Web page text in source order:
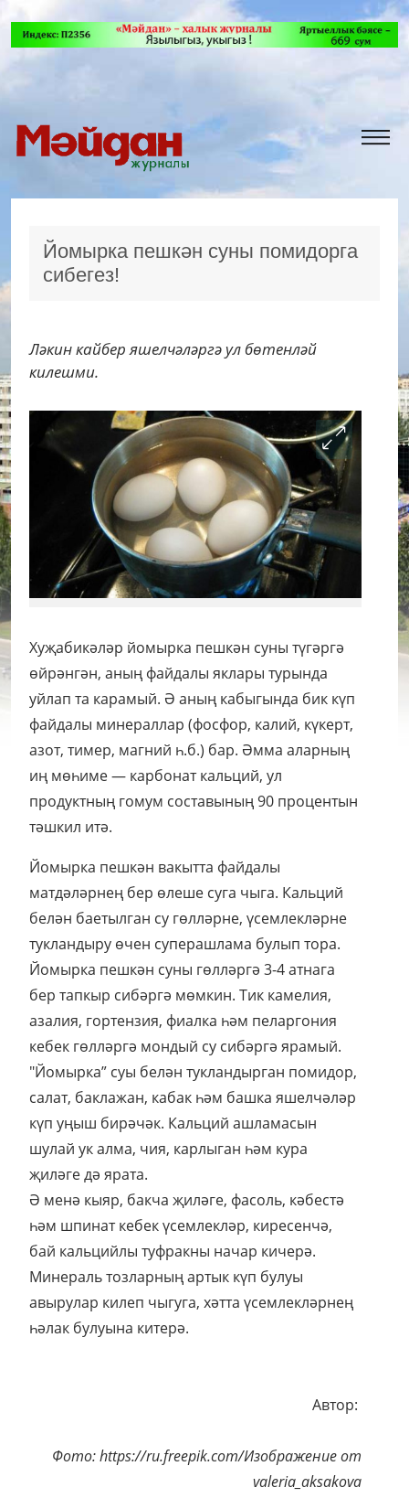
Йомырка пешкән суны помидорга
сибегез!
Ләкин кайбер яшелчәләргә ул бөтенләй
килешми.
Хуҗабикәләр йомырка пешкән суны түгәргә
өйрәнгән, аның файдалы яклары турында
уйлап та карамый. Ә аның кабыгында бик күп
файдалы минераллар (фосфор, калий, күкерт,
азот, тимер, магний һ.б.) бар. Әмма аларның
иң мөһиме — карбонат кальций, ул
продуктның гомум составының 90 процентын
тәшкил итә.
Йомырка пешкән вакытта файдалы
матдәләрнең бер өлеше суга чыга. Кальций
белән баетылган су гөлләрне, үсемлекләрне
тукландыру өчен суперашлама булып тора.
Йомырка пешкән суны гөлләргә 3-4 атнага
бер тапкыр сибәргә мөмкин. Тик камелия,
азалия, гортензия, фиалка һәм пеларгония
кебек гөлләргә мондый су сибәргә ярамый.
"Йомырка” суы белән тукландырган помидор,
салат, баклажан, кабак һәм башка яшелчәләр
күп уңыш бирәчәк. Кальций ашламасын
шулай ук алма, чия, карлыган һәм кура
җиләге дә ярата.
Ә менә кыяр, бакча җиләге, фасоль, кәбестә
һәм шпинат кебек үсемлекләр, киресенчә,
бай кальцийлы туфракны начар кичерә.
Минераль тозларның артык күп булуы
авырулар килеп чыгуга, хәтта үсемлекләрнең
һәлак булуына китерә.
Автор:
Фото:https://ru.freepik.com/Изображение от
valeria_aksakova